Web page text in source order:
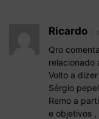
Ricardo
Qro
relacionado
Volto a
Sérgio
Remo a
e objetivos ,